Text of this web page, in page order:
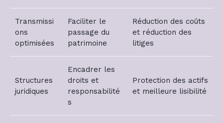
Transmissi
ons
optimisées
Faciliter le
passage du
patrimoine
Réduction des coûts
et réduction des
litiges
Structures
juridiques
Encadrer les
droits et
responsabilité
s
Protection des actifs
et meilleure lisibilité